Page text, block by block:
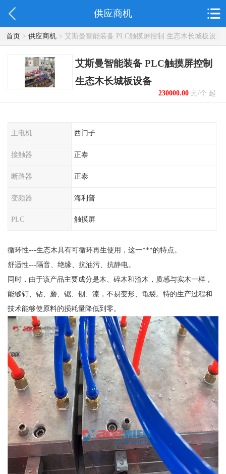
供应商机
首页> 供应商机> 艾斯曼智能装备 PLC触摸屏控制 生态木长城板设
备
艾斯曼智能装备 PLC触摸屏控制
生态木长城板设备
230000.00元/个 起
主电机 西门子
接触器 正泰
断路器 正泰
变频器 海利普
PLC 触摸屏
循环性---生态木具有可循环再生使用，这一***的特点。
舒适性---隔音、绝缘、抗油污、抗静电。
同时，由于该产品主要成分是木、碎木和渣木，质感与实木一样，
能够钉、钻、磨、锯、刨、漆，不易变形、龟裂。特的生产过程和
技术能够使原料的损耗量降低到零。